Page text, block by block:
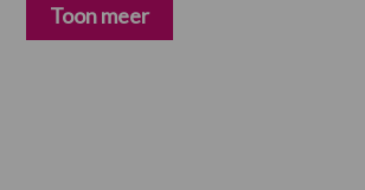
Toon meer